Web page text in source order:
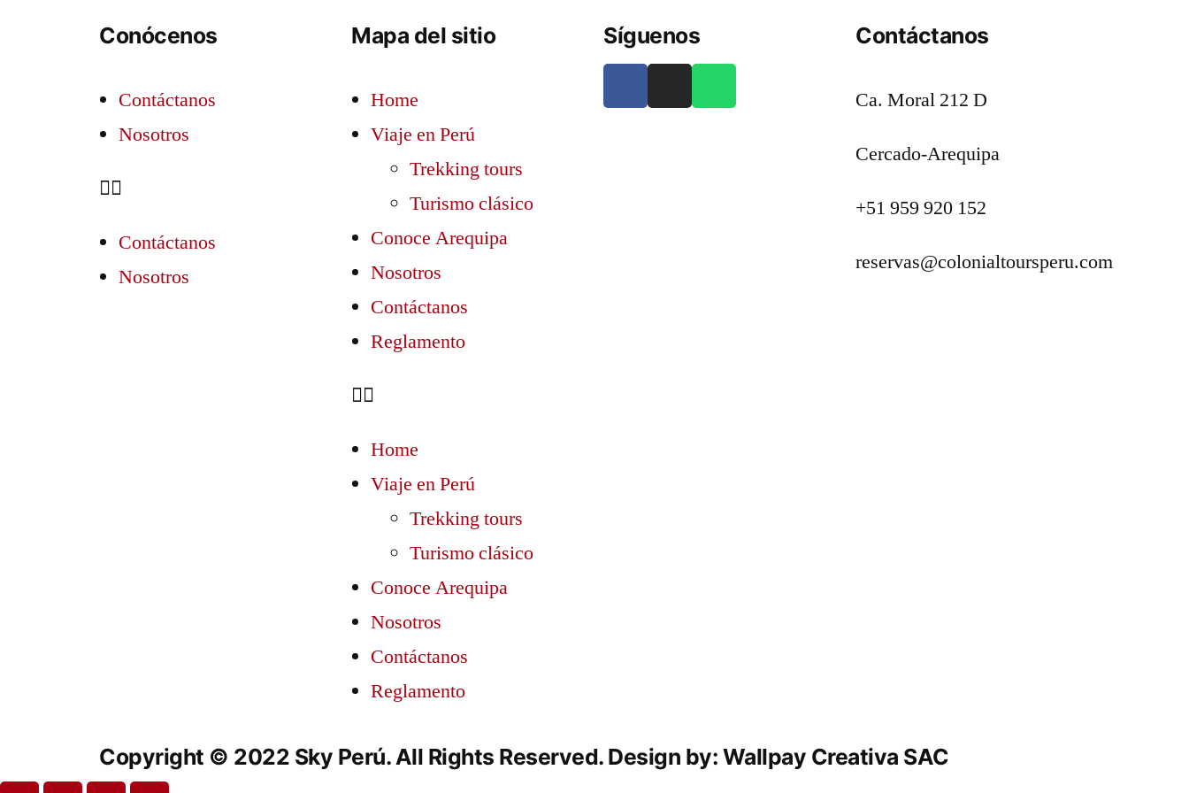
Conócenos
Contáctanos
Nosotros
Contáctanos
Nosotros
Mapa del sitio
Home
Viaje en Perú
Trekking tours
Turismo clásico
Conoce Arequipa
Nosotros
Contáctanos
Reglamento
Home
Viaje en Perú
Trekking tours
Turismo clásico
Conoce Arequipa
Nosotros
Contáctanos
Reglamento
Síguenos Contáctanos
Ca. Moral 212 D
Cercado-Arequipa
+51 959 920 152
reservas@colonialtoursperu.com
Copyright © 2022 Sky Perú. All Rights Reserved. Design by: Wallpay Creativa SAC